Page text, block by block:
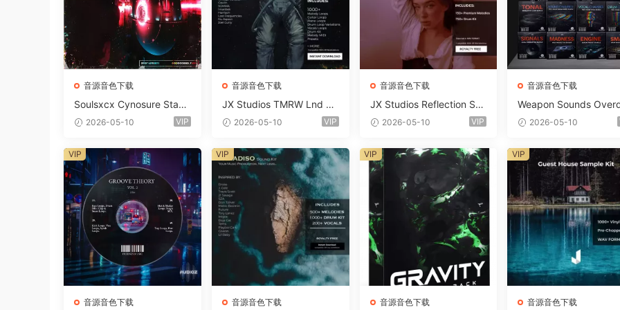
音源音色下载
Soulsxcx Cynosure Stash
kit WAV MiDi FST-FANTA
2026-05-10 VIP
音源音色下载
JX Studios TMRW Lnd De
ep And Tech House Soun
e Presets-FANTASTiC
2026-05-10 VIP
音源音色下载
JX Studios Reflection Sou
nd Kit WAV-FANTASTiC
2026-05-10 VIP
音源音色下载
Weapon Sounds
e x Echo Chamber
iDi Serum 2 Presets-
ASTiC
2026-05-10
音源音色下载
VIP
音源音色下载
VIP
音源音色下载
VIP
音源音色下载
VIP